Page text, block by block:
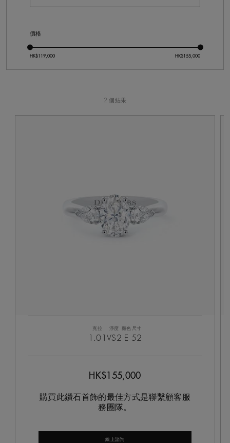
價格
2 個結果
克拉
1.01
淨度
VS2
顏色
E
尺寸
52
HK$155,000
購買此鑽石首飾的最佳方式是聯繫顧客服
務團隊。
線上諮詢